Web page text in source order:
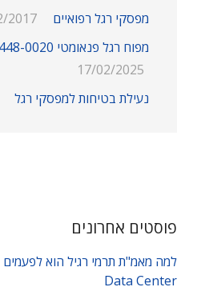
מפסקי רגל רפואיים
2017
מפוח רגל פנאומטי HERGA 6448-0020
17/02/2025
נעילת בטיחות למפסקי רגל
פוסטים אחרונים
למה מאמ"ת תרמי רגיל הוא
Data Center